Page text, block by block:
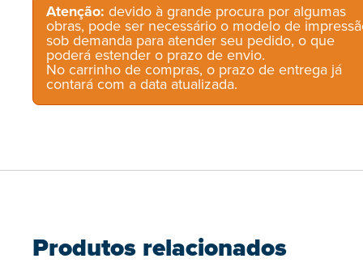
Atenção: devido à grande procura por algumas
obras, pode ser necessário o modelo de
sob demanda para atender seu pedido, o que
poderá estender o prazo de envio.
No carrinho de compras, o prazo de entrega já
contará com a data atualizada.
Produtos relacionados